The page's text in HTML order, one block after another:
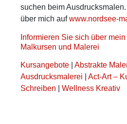
suchen beim
über mich aufwww.nordsee-
Informieren Sie sich über
Malkursen und Malerei
Kursangebote |Abstrakte
Ausdrucksmalerei |Act-Art –
Schreiben |Wellness Kreativ